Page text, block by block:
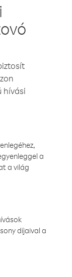
hívási
a
a világ
díjaival a